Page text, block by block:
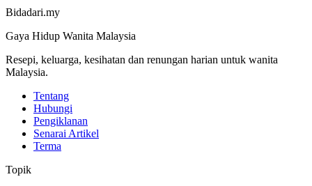
Bidadari.my
Gaya Hidup Wanita Malaysia
Resepi, keluarga, kesihatan dan renungan harian untuk wanita
Malaysia.
Tentang
Hubungi
Pengiklanan
Senarai Artikel
Terma
Topik